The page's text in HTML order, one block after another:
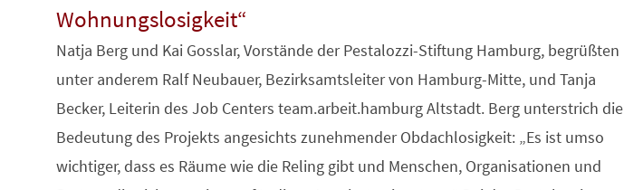
Wohnungslosigkeit“
Natja Berg und Kai Gosslar, Vorstände der Pestalozzi-Stiftung Hamburg, begrüßten
unter anderem Ralf Neubauer, Bezirksamtsleiter von Hamburg-Mitte, und Tanja
Becker, Leiterin des Job Centers team.arbeit.hamburg Altstadt. Berg unterstrich die
Bedeutung des Projekts angesichts zunehmender Obdachlosigkeit: „Es ist umso
wichtiger, dass es Räume wie die Reling gibt und Menschen, Organisationen und